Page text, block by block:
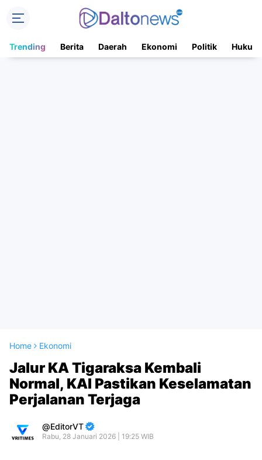
Trending Berita Daerah Ekonomi Politik Hukum
Home Ekonomi
Jalur KA Tigaraksa Kembali
Normal, KAI Pastikan Keselamatan
Perjalanan Terjaga
EditorVT
Rabu, 28 Januari 2026 | 19:25 WIB